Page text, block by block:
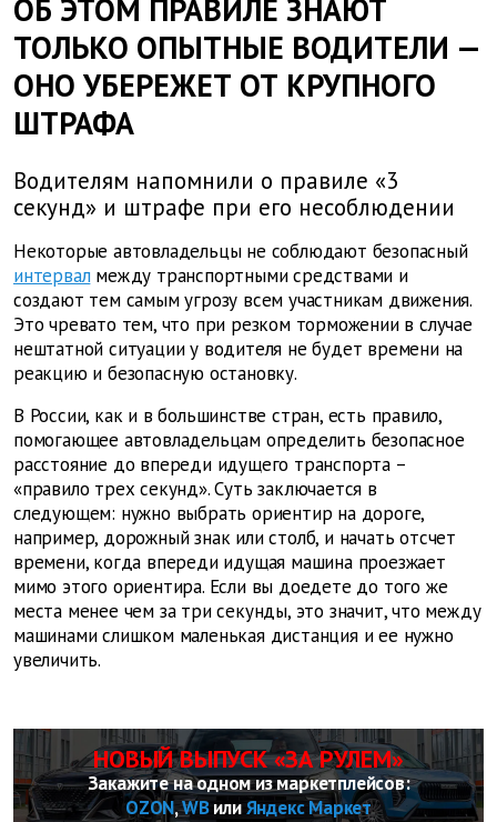
ОБ ЭТОМ ПРАВИЛЕ ЗНАЮТ
ТОЛЬКО ОПЫТНЫЕ ВОДИТЕЛИ —
ОНО УБЕРЕЖЕТ ОТ КРУПНОГО
ШТРАФА
Водителям напомнили о правиле «3
секунд» и штрафе при его несоблюдении
Некоторые автовладельцы не соблюдают безопасный
интервалмежду транспортными средствами и
создают тем самым угрозу всем участникам движения.
Это чревато тем, что при резком торможении в случае
нештатной ситуации у водителя не будет времени на
реакцию и безопасную остановку.
В России, как и в большинстве стран, есть правило,
помогающее автовладельцам определить безопасное
расстояние до впереди идущего транспорта –
«правило трех секунд». Суть заключается в
следующем: нужно выбрать ориентир на дороге,
например, дорожный знак или столб, и начать отсчет
времени, когда впереди идущая машина проезжает
мимо этого ориентира. Если вы доедете до того же
места менее чем за три секунды, это значит, что между
машинами слишком маленькая дистанция и ее нужно
увеличить.
НОВЫЙ ВЫПУСК «ЗА РУЛЕМ»
Закажите на одном из маркетплейсов:
OZON,WBилиЯндекс Маркет